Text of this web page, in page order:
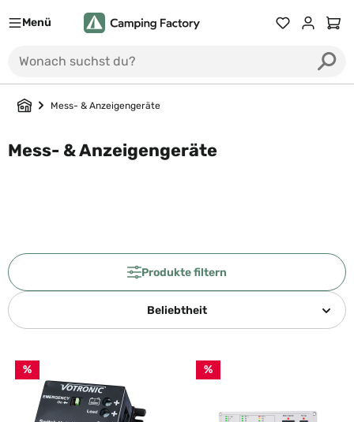
Menü Du hast 0
Mess- & Anzeigengeräte
Mess- & Anzeigengeräte
Produkte filtern
Beliebtheit
% %